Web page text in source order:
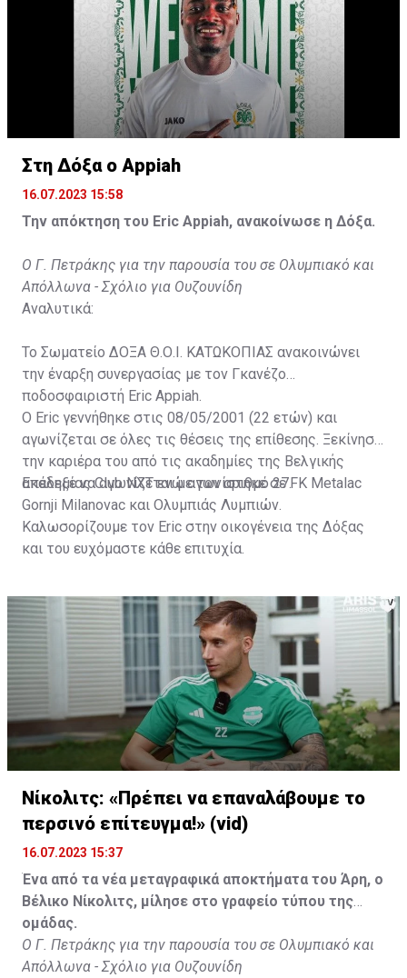
Στη Δόξα ο Appiah
16.07.2023 15:58
Την απόκτηση του Eric Appiah, ανακοίνωσε η Δόξα.
Ο Γ. Πετράκης για την παρουσία του σε Ολυμπιακό και
Απόλλωνα - Σχόλιο για Ουζουνίδη
Αναλυτικά:
Το Σωματείο ΔΟΞΑ Θ.Ο.Ι. ΚΑΤΩΚΟΠΙΑΣ ανακοινώνει
την έναρξη συνεργασίας με τον Γκανέζο
ποδοσφαιριστή Eric Appiah.
Ο Eric γεννήθηκε στις 08/05/2001 (22 ετών) και
αγωνίζεται σε όλες τις θέσεις της επίθεσης. Ξεκίνησε
την καριέρα του από τις ακαδημίες της Βελγικής
ακαδημίας Club NXT ενώ αγωνίστηκε σε FK Metalac
Gornji Milanovac και Ολυμπιάς Λυμπιών.
Επέλεξε να αγωνίζεται με τον αριθμό 27.
Καλωσορίζουμε τον Eric στην οικογένεια της Δόξας
και του ευχόμαστε κάθε επιτυχία.
Νίκολιτς: «Πρέπει να επαναλάβουμε το
περσινό επίτευγμα!» (vid)
16.07.2023 15:37
Ένα από τα νέα μεταγραφικά αποκτήματα του Άρη, ο
Βέλικο Νίκολιτς, μίλησε στο γραφείο τύπου της
ομάδας.
Ο Γ. Πετράκης για την παρουσία του σε Ολυμπιακό και
Απόλλωνα - Σχόλιο για Ουζουνίδη